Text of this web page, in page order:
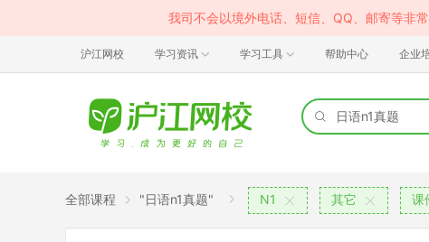
我司不会以境外电话、短信、QQ、邮寄等非
沪江网校 学习资讯 学习工具 帮助中心 企业
全部课程 "日语n1真题" N1 其它 课